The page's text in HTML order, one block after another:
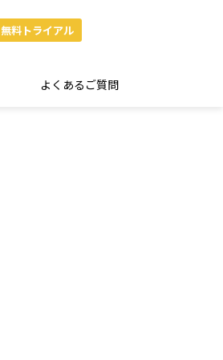
無料トライアル
よくあるご質問